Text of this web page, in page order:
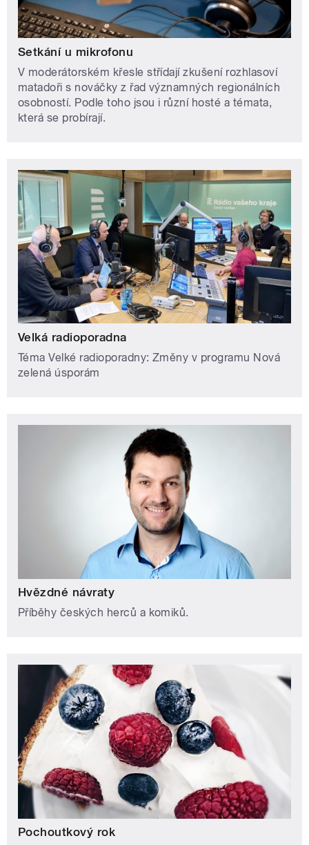
Setkání u mikrofonu
V moderátorském křesle střídají zkušení rozhlasoví
matadoři s nováčky z řad významných regionálních
osobností. Podle toho jsou i různí hosté a témata,
která se probírají.
Velká radioporadna
Téma Velké radioporadny: Změny v programu Nová
zelená úsporám
Hvězdné návraty
Příběhy českých herců a komiků.
Pochoutkový rok